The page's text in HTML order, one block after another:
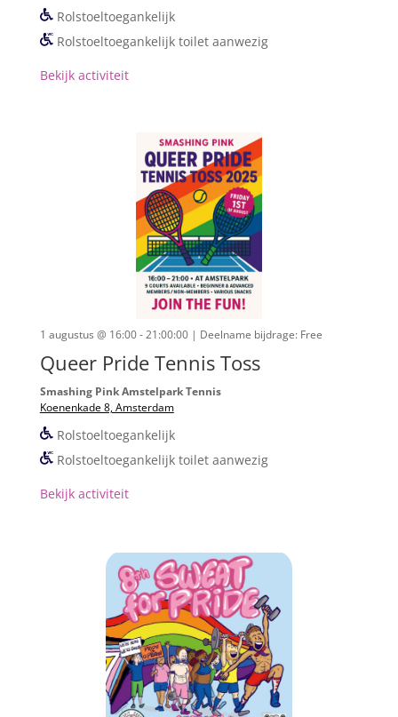
Rolstoeltoegankelijk
Rolstoeltoegankelijk toilet aanwezig
Bekijk activiteit
1 augustus @ 16:00 - 21:00:00 | Deelname bijdrage: Free
Queer Pride Tennis Toss
Smashing Pink Amstelpark Tennis
Koenenkade 8, Amsterdam
Rolstoeltoegankelijk
Rolstoeltoegankelijk toilet aanwezig
Bekijk activiteit